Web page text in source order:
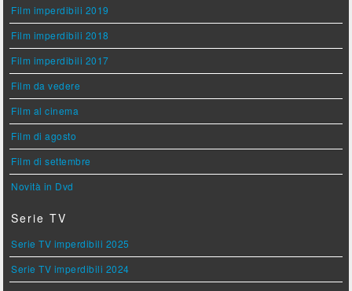
Film imperdibili 2019
Film imperdibili 2018
Film imperdibili 2017
Film da vedere
Film al cinema
Film di agosto
Film di settembre
Novità in Dvd
Serie TV
Serie TV imperdibili 2025
Serie TV imperdibili 2024